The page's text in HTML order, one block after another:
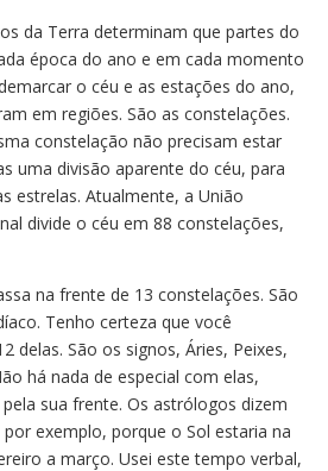
da Terra determinam que partes do
época do ano e em cada momento
o céu e as estações do ano,
em regiões. São as constelações.
constelação não precisam estar
uma divisão aparente do céu, para
estrelas. Atualmente, a União
divide o céu em 88 constelações,
na frente de 13 constelações. São
Tenho certeza que você
delas. São os signos, Áries, Peixes,
há nada de especial com elas,
sua frente. Os astrólogos dizem
exemplo, porque o Sol estaria na
a março. Usei este tempo verbal,